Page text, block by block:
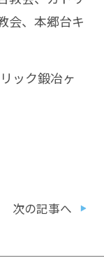
会、本郷台キ
ック鍛冶ヶ
次の記事へ